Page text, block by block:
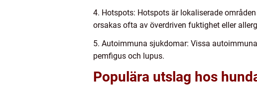
4. Hotspots: Hotspots är lokaliserade
orsakas ofta av överdriven fuktighet eller
5. Autoimmuna sjukdomar: Vissa
pemfigus och lupus.
Populära utslag hos